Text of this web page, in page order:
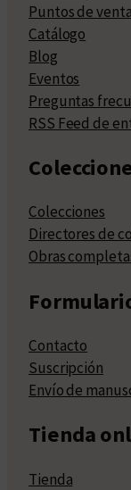
Puntos de venta
Catálogo
Blog
Eventos
Preguntas
RSS Feed de
Colecciones
Directores de
Obras
Contacto
Suscripción
Envío de
Tienda
Tienda